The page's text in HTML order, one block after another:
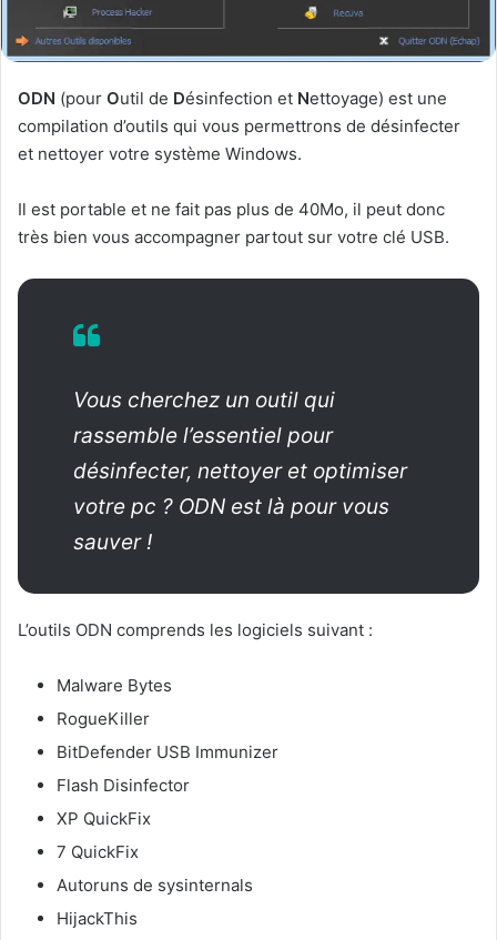
ODN (pour Outil de Désinfection et Nettoyage) est une
compilation d’outils qui vous permettrons de désinfecter
et nettoyer votre système Windows.
Il est portable et ne fait pas plus de 40Mo, il peut donc
très bien vous accompagner partout sur votre clé USB.
Vous cherchez un outil qui
rassemble l’essentiel pour
désinfecter, nettoyer et optimiser
votre pc ? ODN est là pour vous
sauver !
L’outils ODN comprends les logiciels suivant :
Malware Bytes
RogueKiller
BitDefender USB Immunizer
Flash Disinfector
XP QuickFix
7 QuickFix
Autoruns de sysinternals
HijackThis